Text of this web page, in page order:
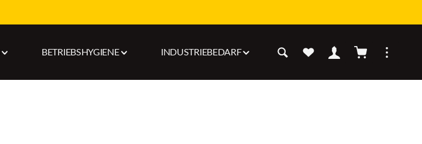
BETRIEBSHYGIENE INDUSTRIEBEDARF
Warenkorb